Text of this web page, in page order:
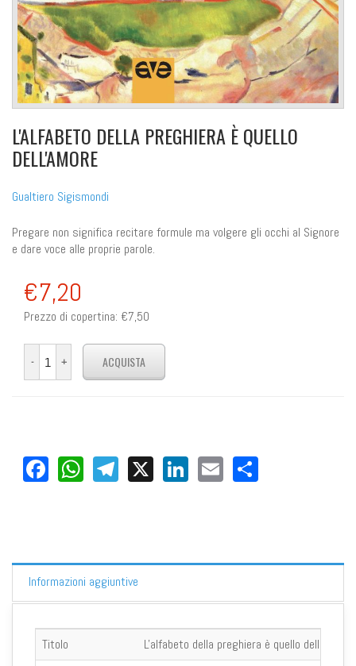
L'ALFABETO DELLA PREGHIERA È QUELLO
DELL'AMORE
Gualtiero Sigismondi
Pregare non significa recitare formule ma volgere gli occhi al Signore
e dare voce alle proprie parole.
€7,20
Prezzo di copertina: €7,50
Facebook
WhatsApp
Telegram
X LinkedIn
Email
Informazioni aggiuntive
Titolo
L'alfabeto della preghiera è quello dell'amore